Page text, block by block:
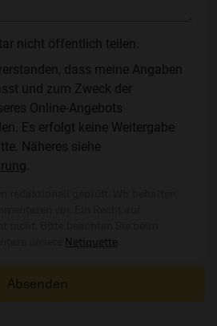
nicht öffentlich teilen.
dass meine Angaben
und zum Zweck der
Online-Angebots
Es erfolgt keine Weitergabe
Näheres siehe
Netiquette
Absenden